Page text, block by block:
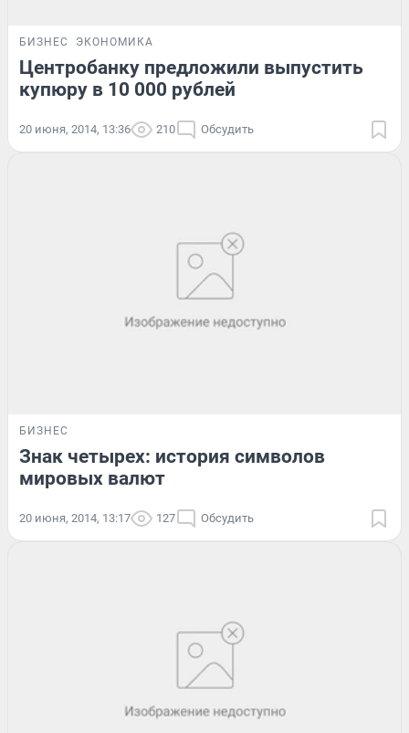
БИЗНЕС ЭКОНОМИКА
Центробанку предложили выпустить
купюру в 10 000 рублей
20 июня, 2014, 13:36 210 Обсудить
БИЗНЕС
Знак четырех: история символов
мировых валют
20 июня, 2014, 13:17 127 Обсудить